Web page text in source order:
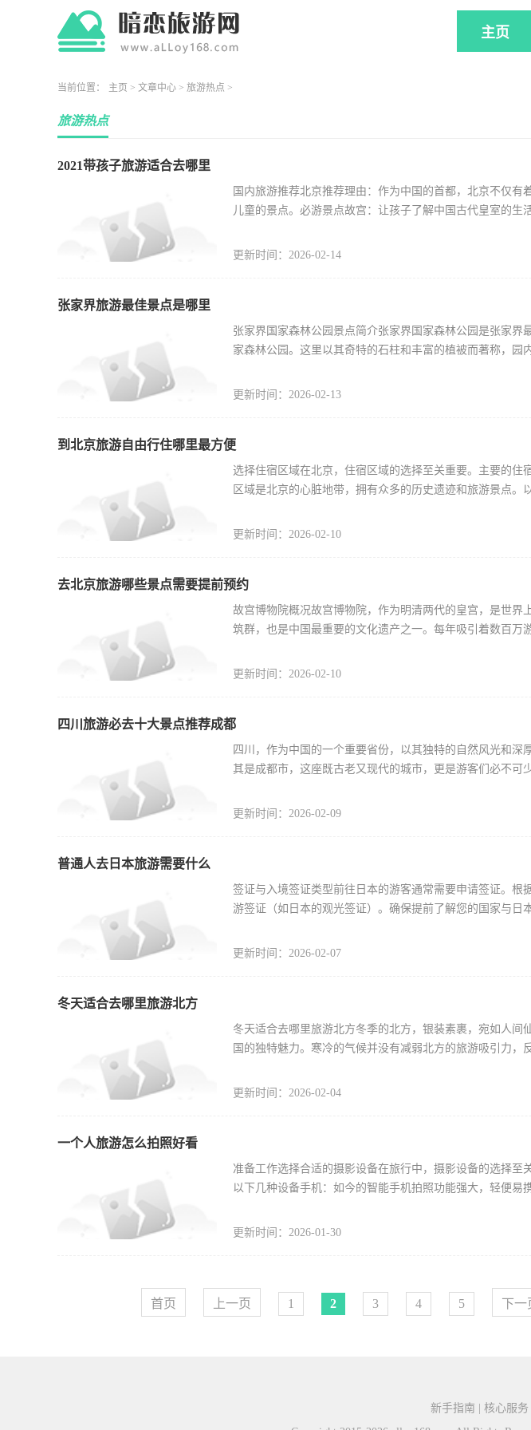
主页
当前位置： 主页 > 文章中心 > 旅游热点 >
旅游热点
2021带孩子旅游适合去哪里
国内旅游推荐北京推荐理由：作为中国的首都，北京不仅有
儿童的景点。必游景点故宫：让孩子了解中国古代皇室的生
更新时间：2026-02-14
张家界旅游最佳景点是哪里
张家界国家森林公园景点简介张家界国家森林公园是张家界
家森林公园。这里以其奇特的石柱和丰富的植被而著称，园
更新时间：2026-02-13
到北京旅游自由行住哪里最方便
选择住宿区域在北京，住宿区域的选择至关重要。主要的住
区域是北京的心脏地带，拥有众多的历史遗迹和旅游景点。
更新时间：2026-02-10
去北京旅游哪些景点需要提前预约
故宫博物院概况故宫博物院，作为明清两代的皇宫，是世界
筑群，也是中国最重要的文化遗产之一。每年吸引着数百万
更新时间：2026-02-10
四川旅游必去十大景点推荐成都
四川，作为中国的一个重要省份，以其独特的自然风光和深
其是成都市，这座既古老又现代的城市，更是游客们必不可
更新时间：2026-02-09
普通人去日本旅游需要什么
签证与入境签证类型前往日本的游客通常需要申请签证。根
游签证（如日本的观光签证）。确保提前了解您的国家与日
更新时间：2026-02-07
冬天适合去哪里旅游北方
冬天适合去哪里旅游北方冬季的北方，银装素裹，宛如人间
国的独特魅力。寒冷的气候并没有减弱北方的旅游吸引力，
更新时间：2026-02-04
一个人旅游怎么拍照好看
准备工作选择合适的摄影设备在旅行中，摄影设备的选择至
以下几种设备手机：如今的智能手机拍照功能强大，轻便易
更新时间：2026-01-30
首页 上一页 1 2 3 4 5 下一
新手指南 | 核心服务